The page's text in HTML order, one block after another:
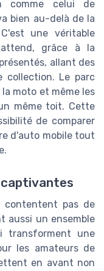
comme celui de
bien au-delà de la
une véritable
attend, grâce à la
allant des
collection. Le parc
la moto et même les
même toit. Cette
de comparer
d'auto mobile tout
contentent pas de
aussi un ensemble
transforment une
les amateurs de
en avant non